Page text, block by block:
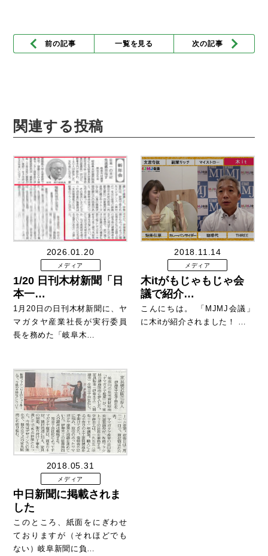
前の記事 次の記事
一覧を見る
関連する投稿
2026.01.20
メディア
1/20 日刊木材新聞「日
本一…
1月20日の日刊木材新聞に、ヤ
マガタヤ産業社長が実行委員
長を務めた「岐阜木…
2018.11.14
メディア
木itがもじゃもじゃ会
議で紹介…
こんにちは。 「MJMJ会議」
に木itが紹介されました！ …
2018.05.31
メディア
中日新聞に掲載されま
した
このところ、紙面をにぎわせ
ておりますが（それほどでも
ない）岐阜新聞に負…